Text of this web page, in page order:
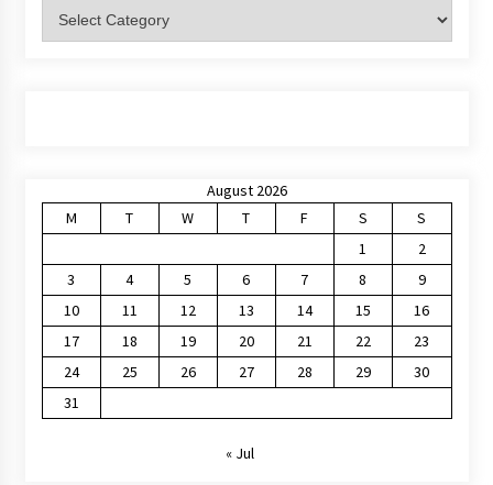
August 2026
M
T W T F S
S
1
2
3
4 5 6 7 8
9
10
11 12 13 14 15
16
17
18 19 20 21 22
23
24
25 26 27 28 29
30
31
« Jul